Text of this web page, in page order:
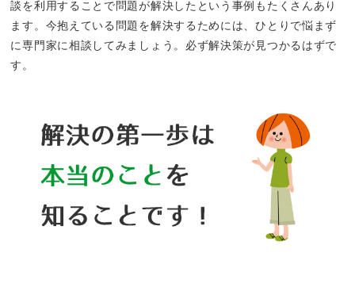
談を利用することで問題が解決したという事例もたくさんあり
ます。今抱えている問題を解決するためには、ひとりで悩まず
に専門家に相談してみましょう。必ず解決策が見つかるはずで
す。